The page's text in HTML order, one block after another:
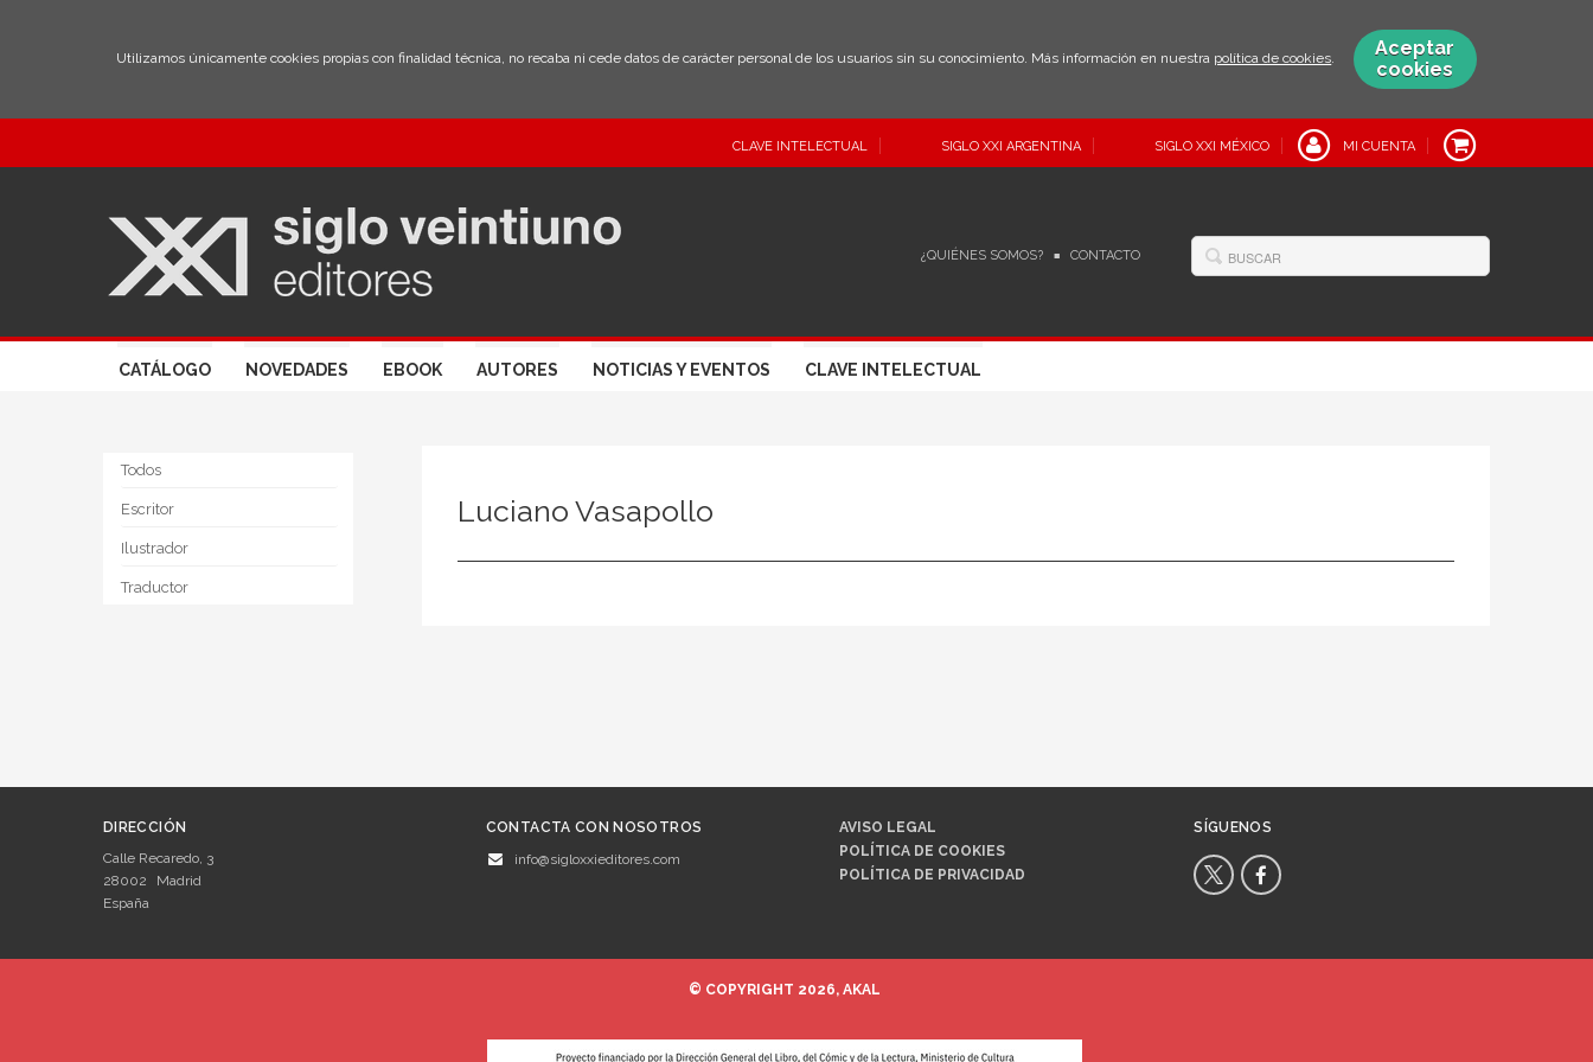
Utilizamos únicamente cookies propias con finalidad técnica, no recaba ni cede datos de carácter personal de los usuarios sin su conocimiento. Más información en nuestra política de cookies.
Aceptar
cookies
CLAVE INTELECTUAL SIGLO XXI ARGENTINA SIGLO XXI MÉXICO MI CUENTA
¿QUIÉNES SOMOS? CONTACTO
CATÁLOGO NOVEDADES EBOOK AUTORES NOTICIAS Y EVENTOS CLAVE INTELECTUAL
Todos
Escritor
Ilustrador
Traductor
Luciano Vasapollo
DIRECCIÓN
Calle Recaredo, 3
28002
Madrid
España
CONTACTA CON NOSOTROS
info@sigloxxieditores.com
AVISO LEGAL
POLÍTICA DE COOKIES
POLÍTICA DE PRIVACIDAD
SÍGUENOS
© COPYRIGHT 2026, AKAL